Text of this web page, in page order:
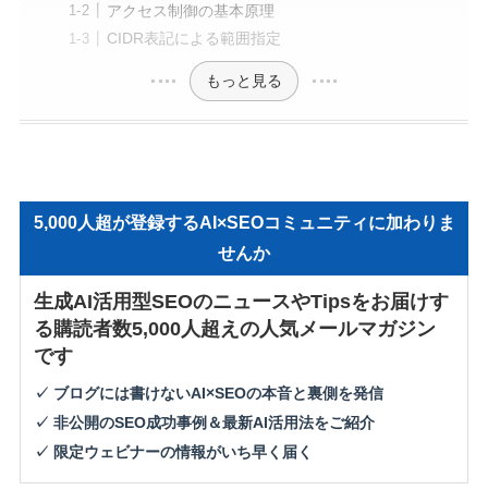
アクセス制御の基本原理
CIDR表記による範囲指定
もっと見る
5,000人超が登録するAI×SEOコミュニティに加わりま
せんか
生成AI活用型SEOのニュースやTipsをお届けす
る購読者数5,000人超えの人気メールマガジン
です
✓ ブログには書けないAI×SEOの本音と裏側を発信
✓ 非公開のSEO成功事例＆最新AI活用法をご紹介
✓ 限定ウェビナーの情報がいち早く届く